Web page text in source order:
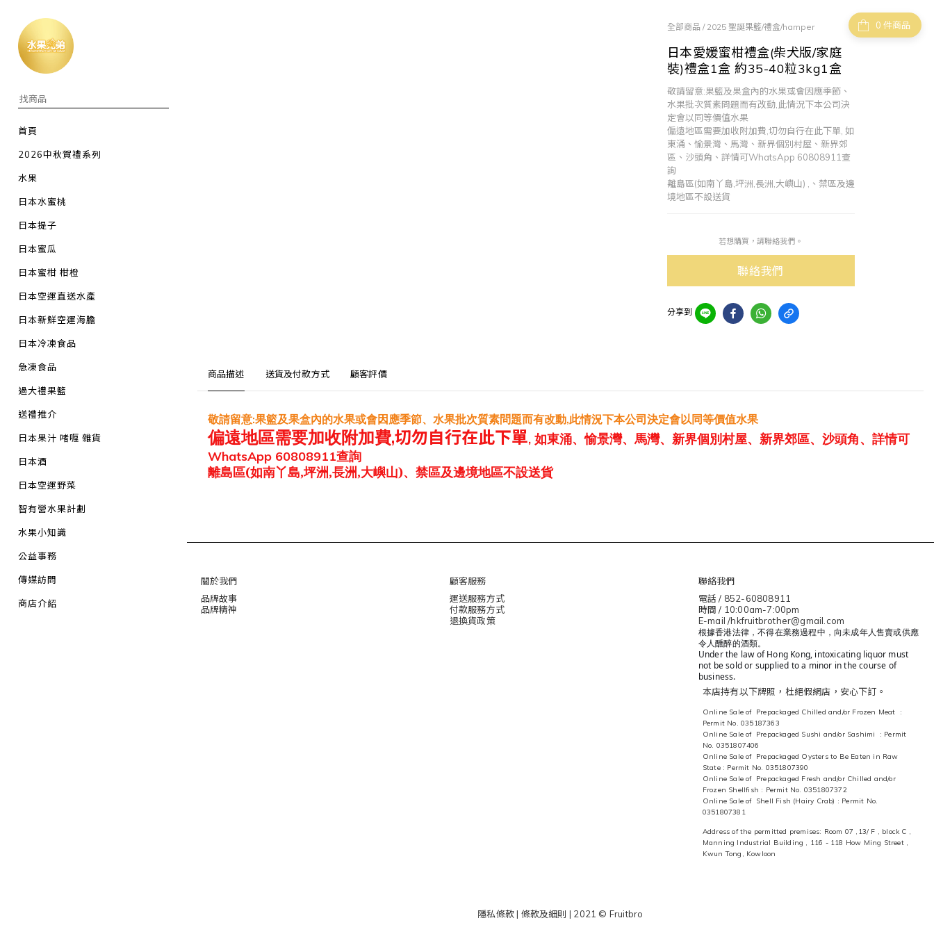
首頁
2026中秋賀禮系列
水果
日本水蜜桃
日本提子
日本蜜瓜
日本蜜柑 柑橙
日本空運直送水產
日本新鮮空運海膽
日本冷凍食品
急凍食品
過大禮果籃
送禮推介
日本果汁 啫喱 雜貨
日本酒
日本空運野菜
智有營水果計劃
水果小知識
公益事務
傳媒訪問
商店介紹
件商品
全部商品 / 2025 聖誕果籃/禮盒/hamper
日本愛媛蜜柑禮盒(柴犬版/家庭
裝)禮盒1盒 約35-40粒3kg1盒
敬請留意:果籃及果盒內的水果或會因應季節、
水果批次質素問題而有改動,此情況下本公司決
定會以同等價值水果
偏遠地區需要加收附加費,切勿自行在此下單, 如
東涌、愉景灣、馬灣、新界個別村屋、新界郊
區、沙頭角、詳情可WhatsApp 60808911查
詢
離島區(如南丫島,坪洲,長洲,大嶼山) ,、禁區及邊
境地區不設送貨
若想購買，請聯絡我們。
聯絡我們
分享到
商品描述 送貨及付款方式 顧客評價
敬請留意:果籃及果盒內的水果或會因應季節、水果批次質素問題而有改動,此情況下本公司決定會以同等價值水果
偏遠地區需要加收附加費,切勿自行在此下單, 如東涌、愉景灣、馬灣、新界個別村屋、新界郊區、沙頭角、詳情可
WhatsApp 60808911查詢
離島區(如南丫島,坪洲,長洲,大嶼山)、禁區及邊境地區不設送貨
關於我們
品牌故事
品牌精神
顧客服務
運送服務方式
付款服務方式
退換貨政策
聯絡我們
電話 / 852-60808911
時間 / 10:00am-7:00pm
E-mail /hkfruitbrother@gmail.com
根據香港法律，不得在業務過程中，向未成年人售賣或供應
令人醺醉的酒類。
Under the law of Hong Kong, intoxicating liquor must
not be sold or supplied to a minor in the course of
business.
本店持有以下牌照，杜絕假網店，安心下訂。
Online Sale of Prepackaged Chilled and/or Frozen Meat :
Permit No. 035187363
Online Sale of Prepackaged Sushi and/or Sashimi : Permit
No. 0351807406
Online Sale of Prepackaged Oysters to Be Eaten in Raw
State : Permit No. 0351807390
Online Sale of Prepackaged Fresh and/or Chilled and/or
Frozen Shellfish : Permit No. 0351807372
Online Sale of Shell Fish (Hairy Crab) : Permit No.
0351807381
Address of the permitted premises: Room 07 ,13/ F , block C ,
Manning Industrial Building , 116 - 118 How Ming Street ,
Kwun Tong, Kowloon
隱私條款 | 條款及細則 | 2021 © Fruitbro